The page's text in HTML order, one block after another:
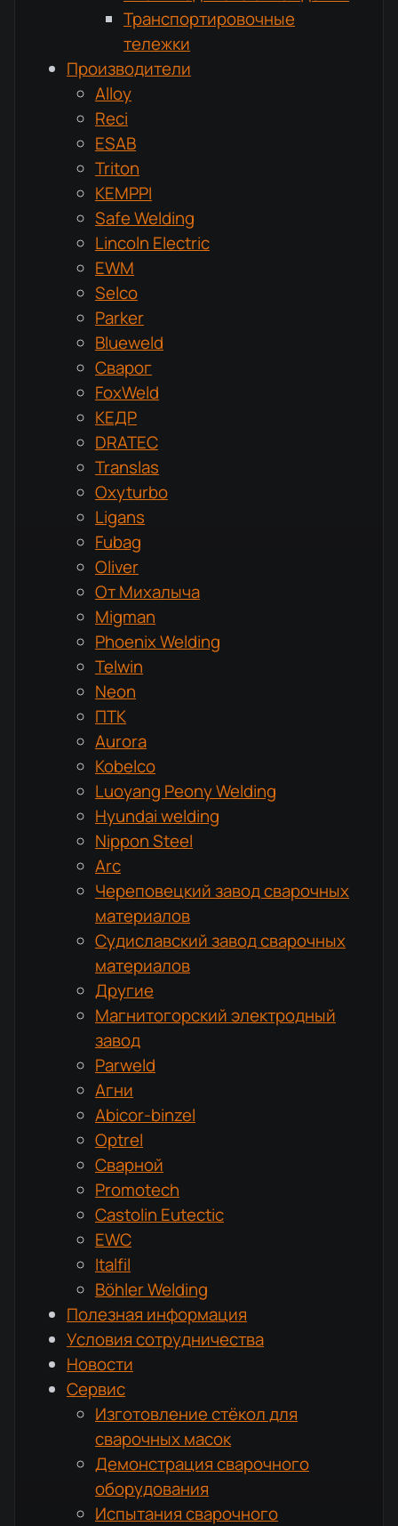
Транспортировочные
тележки
Производители
Alloy
Reci
ESAB
Triton
KEMPPI
Safe Welding
Lincoln Electric
EWM
Selco
Parker
Blueweld
Сварог
FoxWeld
КЕДР
DRATEC
Translas
Oxyturbo
Ligans
Fubag
Oliver
От Михалыча
Migman
Phoenix Welding
Telwin
Neon
ПТК
Aurora
Kobelco
Luoyang Peony Welding
Hyundai welding
Nippon Steel
Arc
Череповецкий завод сварочных
материалов
Судиславский завод сварочных
материалов
Другие
Магнитогорский электродный
завод
Parweld
Агни
Abicor-binzel
Optrel
Сварной
Promotech
Castolin Eutectic
EWC
Italfil
Böhler Welding
Полезная информация
Условия сотрудничества
Новости
Сервис
Изготовление стёкол для
сварочных масок
Демонстрация сварочного
оборудования
Испытания сварочного